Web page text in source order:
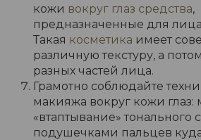
кожи вокруг глаз средства,
предназначенные для
Такая косметика имеет
различную текстуру, а
разных частей лица.
Грамотно соблюдайте
макияжа вокруг кожи глаз:
«втаптывание» тонального
подушечками пальцев